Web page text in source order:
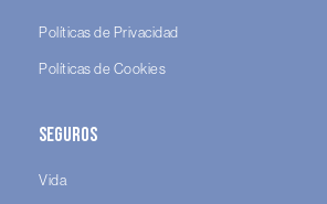
Políticas de Privacidad
Políticas de Cookies
Seguros
Vida